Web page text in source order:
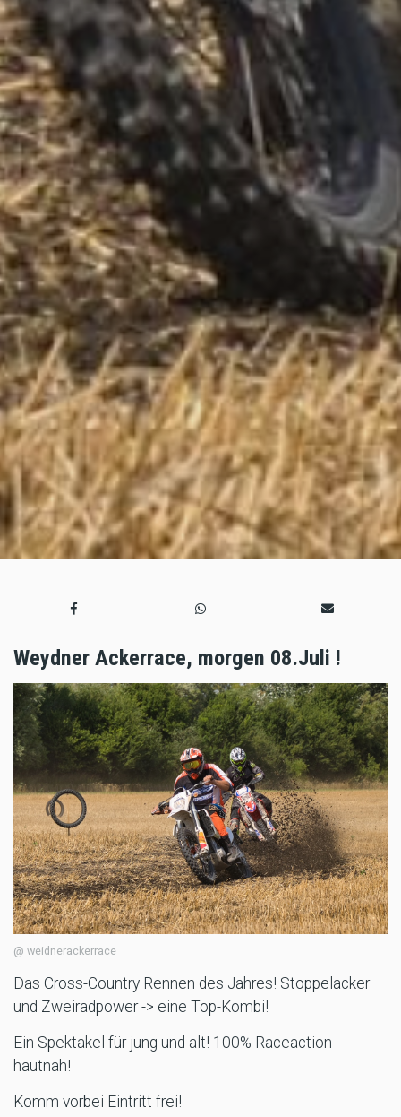
Weydner Ackerrace, morgen 08.Juli !
@ weidnerackerrace
Das Cross-Country Rennen des Jahres! Stoppelacker
und Zweiradpower -> eine Top-Kombi!
Ein Spektakel für jung und alt! 100% Raceaction
hautnah!
Komm vorbei Eintritt frei!